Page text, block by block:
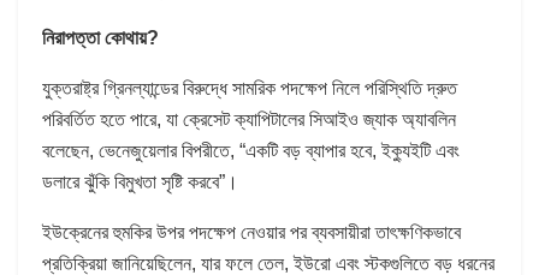
নিরাপত্তা কোথায়?
যুক্তরাষ্ট্র গ্রিনল্যান্ডের বিরুদ্ধে সামরিক পদক্ষেপ নিলে পরিস্থিতি দ্রুত
পরিবর্তিত হতে পারে, যা ক্রেসেট ক্যাপিটালের সিআইও জ্যাক অ্যাবলিন
বলেছেন, ভেনেজুয়েলার বিপরীতে, “একটি বড় ব্যাপার হবে, ইক্যুইটি এবং
ডলারে ঝুঁকি বিমুখতা সৃষ্টি করবে”।
ইউক্রেনের হুমকির উপর পদক্ষেপ নেওয়ার পর ব্যবসায়ীরা তাৎক্ষণিকভাবে
প্রতিক্রিয়া জানিয়েছিলেন, যার ফলে তেল, ইউরো এবং স্টকগুলিতে বড় ধরনের